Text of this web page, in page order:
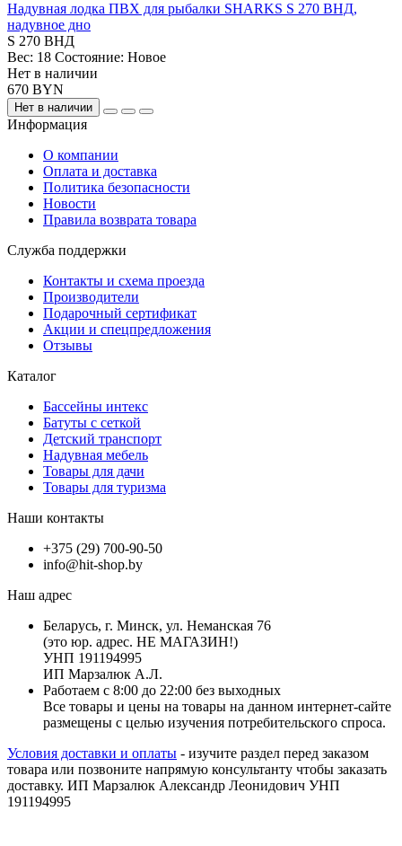
Надувная лодка ПВХ для рыбалки SHARKS S 270 ВНД,
надувное дно
S 270 ВНД
Вес: 18 Состояние: Новое
Нет в наличии
670 BYN
Нет в наличии
Информация
О компании
Оплата и доставка
Политика безопасности
Новости
Правила возврата товара
Служба поддержки
Контакты и схема проезда
Производители
Подарочный сертификат
Акции и спецпредложения
Отзывы
Каталог
Бассейны интекс
Батуты с сеткой
Детский транспорт
Надувная мебель
Товары для дачи
Товары для туризма
Наши контакты
+375 (29) 700-90-50
info@hit-shop.by
Наш адрес
Беларусь, г. Минск, ул. Неманская 76
(это юр. адрес. НЕ МАГАЗИН!)
УНП 191194995
ИП Марзалюк А.Л.
Работаем с 8:00 до 22:00 без выходных
Все товары и цены на товары на данном интернет-сайте
размещены с целью изучения потребительского спроса.
Условия доставки и оплаты - изучите раздел перед заказом
товара или позвоните напрямую консультанту чтобы заказать
доставку. ИП Марзалюк Александр Леонидович УНП
191194995